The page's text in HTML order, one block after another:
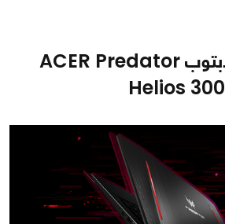
مواصفات لابتوب ACER Predator
Helios 300